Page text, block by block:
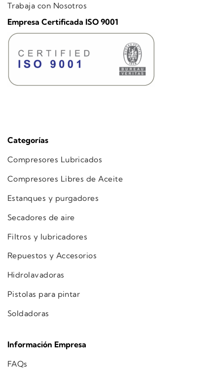
Categorías
Compresores Lubricados
Compresores Libres de Aceite
Estanques y purgadores
Secadores de aire
Filtros y lubricadores
Repuestos y Accesorios
Hidrolavadoras
Pistolas para pintar
Soldadoras
Información Empresa
FAQs
Trabaja con Nosotros
Empresa Certificada ISO 9001